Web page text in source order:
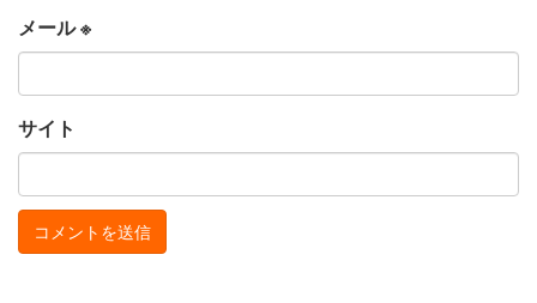
メール※
サイト